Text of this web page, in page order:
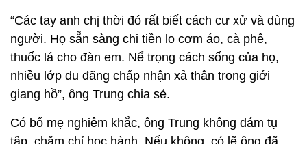
“Các tay anh chị thời đó rất biết cách cư xử và dùng
người. Họ sẵn sàng chi tiền lo cơm áo, cà phê,
thuốc lá cho đàn em. Nể trọng cách sống của họ,
nhiều lớp du đãng chấp nhận xả thân trong giới
giang hồ”, ông Trung chia sẻ.
Có bố mẹ nghiêm khắc, ông Trung không dám tụ